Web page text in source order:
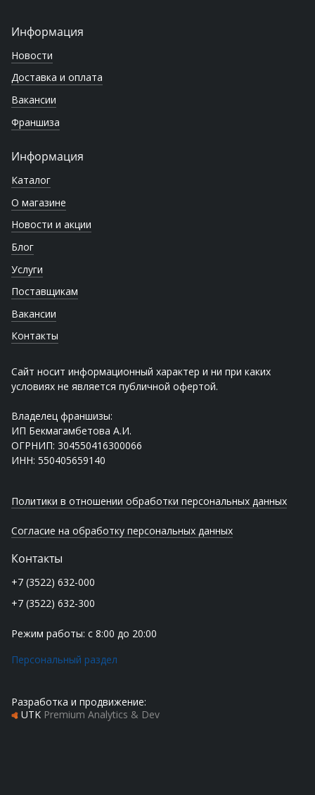
Информация
Новости
Доставка и оплата
Вакансии
Франшиза
Информация
Каталог
О магазине
Новости и акции
Блог
Услуги
Поставщикам
Вакансии
Контакты
Сайт носит информационный характер и ни при каких
условиях не является публичной офертой.
Владелец франшизы:
ИП Бекмагамбетова А.И.
ОГРНИП: 304550416300066
ИНН: 550405659140
Политики в отношении обработки персональных данных
Согласие на обработку персональных данных
Контакты
+7 (3522) 632-000
+7 (3522) 632-300
Режим работы: с 8:00 до 20:00
Персональный раздел
Разработка и продвижение:
UTK Premium Analytics & Dev